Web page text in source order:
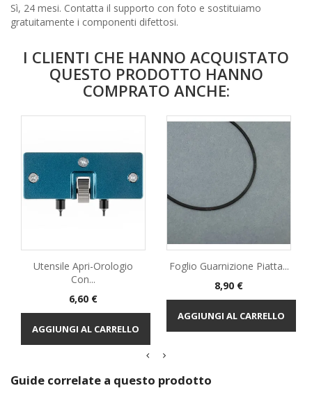
Sì, 24 mesi. Contatta il supporto con foto e sostituiamo
gratuitamente i componenti difettosi.
I CLIENTI CHE HANNO ACQUISTATO
QUESTO PRODOTTO HANNO
COMPRATO ANCHE:
Utensile Apri-Orologio
Con...
Prezzo
6,60 €
AGGIUNGI AL CARRELLO
Foglio Guarnizione Piatta...
Prezzo
8,90 €
AGGIUNGI AL CARRELLO
Guide correlate a questo prodotto